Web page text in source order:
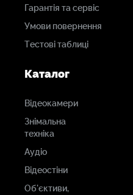
Гарантія та сервіс
Умови повернення
Тестові таблиці
Каталог
Відеокамери
Знімальна
техніка
Аудіо
Відеостіни
Об'єктиви,